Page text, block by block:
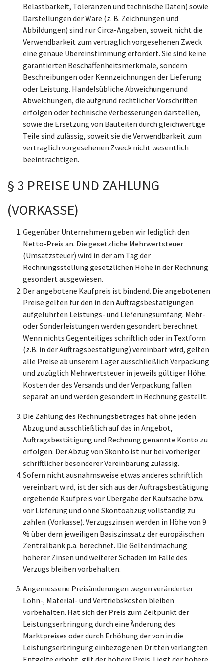
Belastbarkeit, Toleranzen und technische Daten) sowie
Darstellungen der Ware (z. B. Zeichnungen und
Abbildungen) sind nur Circa-Angaben, soweit nicht die
Verwendbarkeit zum vertraglich vorgesehenen Zweck
eine genaue Übereinstimmung erfordert. Sie sind keine
garantierten Beschaffenheitsmerkmale, sondern
Beschreibungen oder Kennzeichnungen der Lieferung
oder Leistung. Handelsübliche Abweichungen und
Abweichungen, die aufgrund rechtlicher Vorschriften
erfolgen oder technische Verbesserungen darstellen,
sowie die Ersetzung von Bauteilen durch gleichwertige
Teile sind zulässig, soweit sie die Verwendbarkeit zum
vertraglich vorgesehenen Zweck nicht wesentlich
beeinträchtigen.
§ 3 PREISE UND ZAHLUNG
(VORKASSE)
Gegenüber Unternehmern geben wir lediglich den
Netto-Preis an. Die gesetzliche Mehrwertsteuer
(Umsatzsteuer) wird in der am Tag der
Rechnungsstellung gesetzlichen Höhe in der Rechnung
gesondert ausgewiesen.
Der angebotene Kaufpreis ist bindend. Die angebotenen
Preise gelten für den in den Auftragsbestätigungen
aufgeführten Leistungs- und Lieferungsumfang. Mehr-
oder Sonderleistungen werden gesondert berechnet.
Wenn nichts Gegenteiliges schriftlich oder in Textform
(z.B. in der Auftragsbestätigung) vereinbart wird, gelten
alle Preise ab unserem Lager ausschließlich Verpackung
und zuzüglich Mehrwertsteuer in jeweils gültiger Höhe.
Kosten der des Versands und der Verpackung fallen
separat an und werden gesondert in Rechnung gestellt.
Die Zahlung des Rechnungsbetrages hat ohne jeden
Abzug und ausschließlich auf das in Angebot,
Auftragsbestätigung und Rechnung genannte Konto zu
erfolgen. Der Abzug von Skonto ist nur bei vorheriger
schriftlicher besonderer Vereinbarung zulässig.
Sofern nicht ausnahmsweise etwas anderes schriftlich
vereinbart wird, ist der sich aus der Auftragsbestätigung
ergebende Kaufpreis vor Übergabe der Kaufsache bzw.
vor Lieferung und ohne Skontoabzug vollständig zu
zahlen (Vorkasse). Verzugszinsen werden in Höhe von 9
% über dem jeweiligen Basiszinssatz der europäischen
Zentralbank p.a. berechnet. Die Geltendmachung
höherer Zinsen und weiterer Schäden im Falle des
Verzugs bleiben vorbehalten.
Angemessene Preisänderungen wegen veränderter
Lohn-, Material- und Vertriebskosten bleiben
vorbehalten. Hat sich der Preis zum Zeitpunkt der
Leistungserbringung durch eine Änderung des
Marktpreises oder durch Erhöhung der von in die
Leistungserbringung einbezogenen Dritten verlangten
Entgelte erhöht, gilt der höhere Preis. Liegt der höhere